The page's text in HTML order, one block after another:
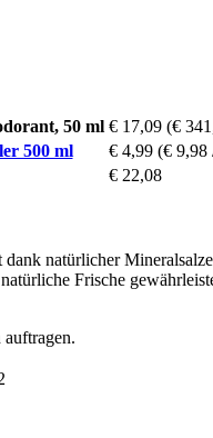
50 ml € 17,09 (€
500 ml
€ 4,99 (€ 9,98
€ 22,08
natürlicher
Frische